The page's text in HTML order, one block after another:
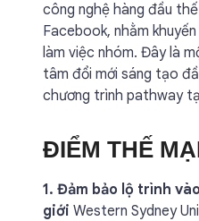
công nghệ hàng đầu
Facebook, nhằm
làm việc nhóm. Đây là
tâm đổi mới sáng tạo
chương trình pathway
ĐIỂM THẾ
1. Đảm bảo lộ trình
giới Western Sydney